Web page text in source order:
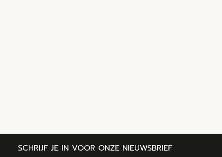
SCHRIJF JE IN VOOR ONZE NIEUWSBRIEF